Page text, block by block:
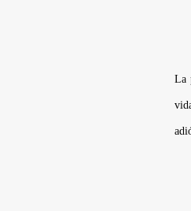
La